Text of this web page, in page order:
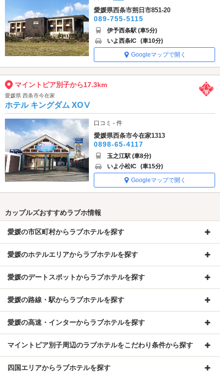
愛媛県西条市朔日市851-20
089-755-5115
伊予西条駅 (車5分)
いよ西条IC (車10分)
Googleマップで開く
マイントピア別子から17.3km
愛媛県 西条市今在家
ホテル キングダム XOⅤ
口コミ - 件
愛媛県西条市今在家1313
0898-65-4117
玉之江駅 (車8分)
いよ小松IC (車15分)
Googleマップで開く
カップルズおすすめラブホ情報
愛媛の市区町村からラブホテルを探す
愛媛のホテルエリアからラブホテルを探す
愛媛のデートスポットからラブホテルを探す
愛媛の路線・駅からラブホテルを探す
愛媛の高速・インターからラブホテルを探す
マイントピア別子周辺のラブホテルをこだわり条件から探す
四国エリアからラブホテルを探す